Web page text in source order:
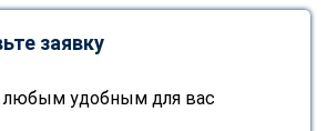
заявку
любым удобным для вас